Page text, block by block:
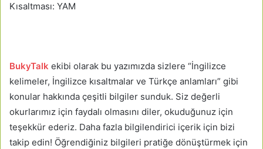
Kısaltması: YAM
BukyTalk ekibi olarak bu yazımızda sizlere “İngilizce
kelimeler, İngilizce kısaltmalar ve Türkçe anlamları” gibi
konular hakkında çeşitli bilgiler sunduk. Siz değerli
okurlarımız için faydalı olmasını diler, okuduğunuz için
teşekkür ederiz. Daha fazla bilgilendirici içerik için bizi
takip edin! Öğrendiğiniz bilgileri pratiğe dönüştürmek için